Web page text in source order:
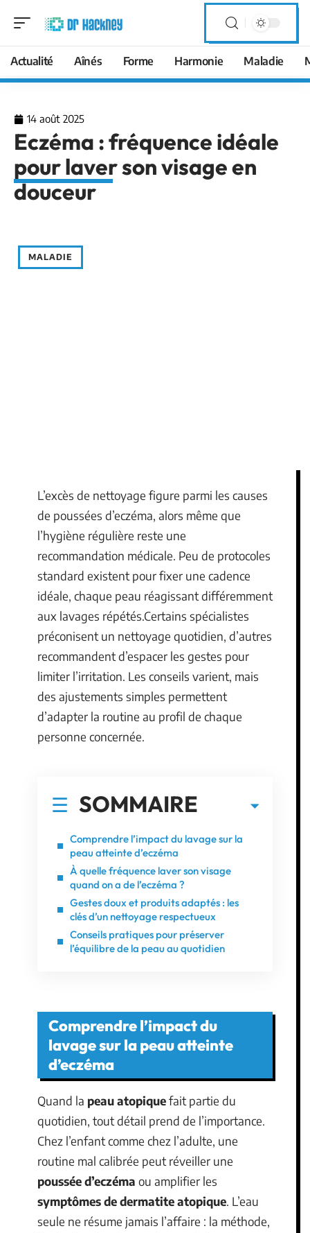
Actualité Aînés Forme Harmonie Maladie
14 août 2025
Eczéma : fréquence idéale
pour laver son visage en
douceur
MALADIE
L’excès de nettoyage figure parmi les causes
de poussées d’eczéma, alors même que
l’hygiène régulière reste une
recommandation médicale. Peu de protocoles
standard existent pour fixer une cadence
idéale, chaque peau réagissant différemment
aux lavages répétés.Certains spécialistes
préconisent un nettoyage quotidien, d’autres
recommandent d’espacer les gestes pour
limiter l’irritation. Les conseils varient, mais
des ajustements simples permettent
d’adapter la routine au profil de chaque
personne concernée.
SOMMAIRE
Comprendre l’impact du lavage sur la
peau atteinte d’eczéma
À quelle fréquence laver son visage
quand on a de l’eczéma ?
Gestes doux et produits adaptés : les
clés d’un nettoyage respectueux
Conseils pratiques pour préserver
l’équilibre de la peau au quotidien
Comprendre l’impact du
lavage sur la peau atteinte
d’eczéma
Quand la peau atopiquefait partie du
quotidien, tout détail prend de l’importance.
Chez l’enfant comme chez l’adulte, une
routine mal calibrée peut réveiller une
poussée d’eczéma ou amplifier les
symptômes de dermatite atopique. L’eau
seule ne résume jamais l’affaire : la méthode,